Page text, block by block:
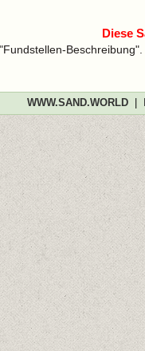
Diese
WWW.SAND.WORLD|